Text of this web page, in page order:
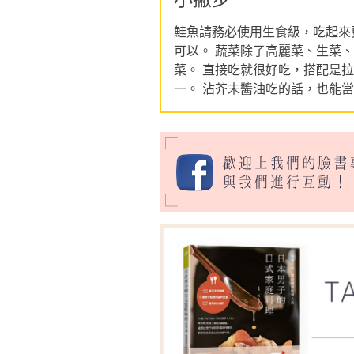
鮭魚請務必使用生食級，吃起
可以。 蔬菜除了高麗菜、生菜
菜。 直接吃就很好吃，搭配是
一。 沾芥末醬油吃的話，也能